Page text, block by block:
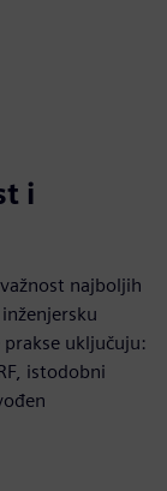
i
najboljih
uključuju:
istodobni